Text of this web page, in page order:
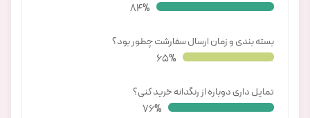
87%
بسته بندی و زمان ارسال سفارشت چطور بود؟
67%
تمایل داری دوباره از رنگدانه خرید کنی؟
78%